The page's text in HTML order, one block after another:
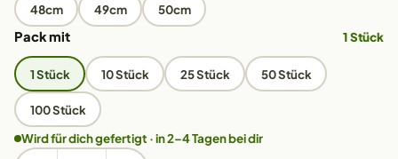
48cm 49cm 50cm
Pack mit 1 Stück
1 Stück 10 Stück 25 Stück 50 Stück
100 Stück
Wird für dich gefertigt · in 2–4 Tagen bei dir